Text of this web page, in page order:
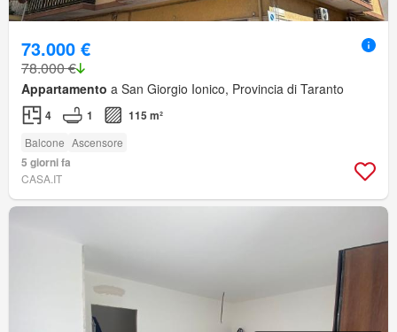
73.000 €
78.000 €
Appartamento a San Giorgio Ionico, Provincia di Taranto
4 1 115 m²
Balcone Ascensore
5 giorni fa
CASA.IT